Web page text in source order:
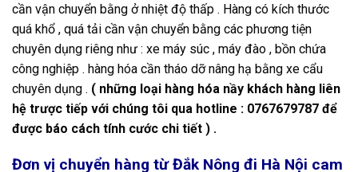
cần vận chuyển bằng ở nhiệt độ thấp . Hàng có kích thước
quá khổ , quá tải cần vận chuyển bằng các phương tiện
chuyên dụng riêng như : xe máy súc , máy đào , bồn chứa
công nghiệp . hàng hóa cần tháo dỡ nâng hạ bằng xe cẩu
chuyên dụng . ( những loại hàng hóa nầy khách hàng liên
hệ trược tiếp với chúng tôi qua hotline : 0767679787 để
được báo cách tính cước chi tiết ) .
Đơn vị chuyển hàng từ Đắk Nông đi Hà Nội cam